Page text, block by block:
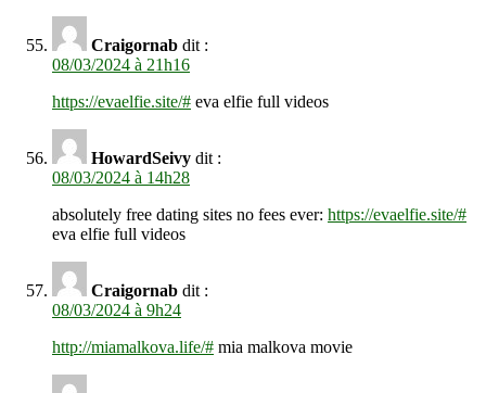
Craigornab dit :
08/03/2024 à 21h16
https://evaelfie.site/# eva elfie full videos
HowardSeivy dit :
08/03/2024 à 14h28
absolutely free dating sites no fees ever: https://evaelfie.site/#
eva elfie full videos
Craigornab dit :
08/03/2024 à 9h24
http://miamalkova.life/# mia malkova movie